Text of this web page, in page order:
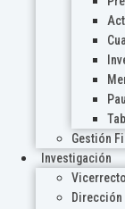
Gestión
Investigación
Dirección